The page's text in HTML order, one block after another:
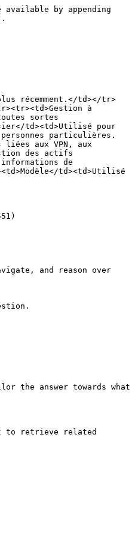
by appending
récemment.</td></tr>
à
sortes
td><td>Utilisé pour
particulières.
liées aux VPN, aux
des actifs
de
td><td>Utilisé
and reason over
the answer towards what
to retrieve related